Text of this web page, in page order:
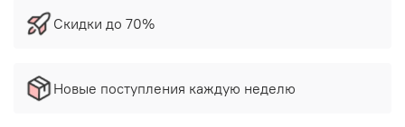
Скидки до 70%
Новые поступления каждую неделю